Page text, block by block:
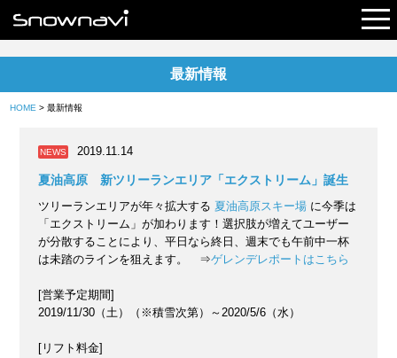
最新情報
HOME > 最新情報
NEWS 2019.11.14
夏油高原 新ツリーランエリア「エクストリーム」誕生
ツリーランエリアが年々拡大する 夏油高原スキー場に今季は
「エクストリーム」が加わります！選択肢が増えてユーザー
が分散することにより、平日なら終日、週末でも午前中一杯
は未踏のラインを狙えます。 ⇒ゲレンデレポートはこちら
[営業予定期間]
2019/11/30（土）（※積雪次第）～2020/5/6（水）
[リフト料金]